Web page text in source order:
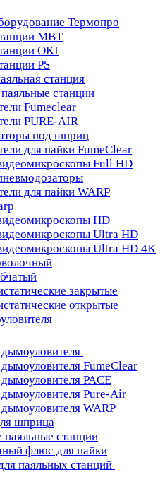
Термопро
MBT
OKI
PS
станция
станции
Fumeclear
PURE-AIR
под шприц
для пайки FumeClear
Full HD
для пайки WARP
HD
Ultra HD
Ultra HD 4K
закрытые
открытые
FumeClear
PACE
Pure-Air
WARP
шприца
паяльные станции
флюс для пайки
паяльных станций